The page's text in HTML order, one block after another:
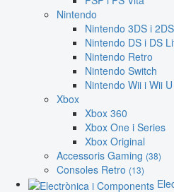
Nintendo
Nintendo 3DS i 2DS
Nintendo DS i DS
Nintendo Retro
Nintendo Switch
Nintendo Wii i Wii U
Xbox
Xbox 360
Xbox One i Series
Xbox Original
Accessoris Gaming (38)
Consoles Retro (13)